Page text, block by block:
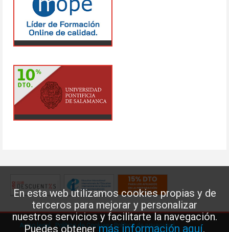
En esta web utilizamos cookies propias y de
terceros para mejorar y personalizar
nuestros servicios y facilitarte la navegación.
Puedes obtenermás información aquí.
Aviso legal Política de Cookies· Política de privacidad